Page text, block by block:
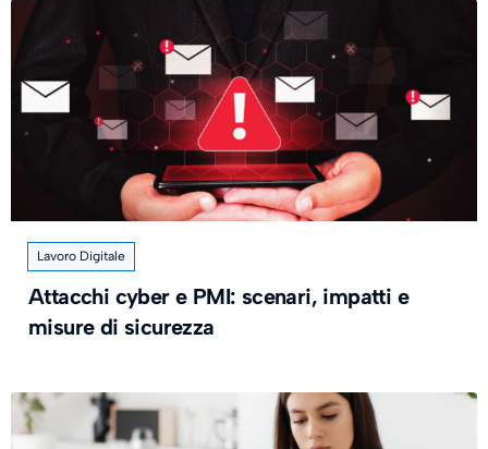
Lavoro Digitale
Attacchi cyber e PMI: scenari, impatti e
misure di sicurezza